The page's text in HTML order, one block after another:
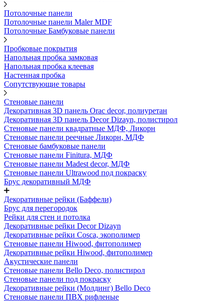
Потолочные панели
Потолочные панели Maler MDF
Потолочные Бамбуковые панели
Пробковые покрытия
Напольная пробка замковая
Напольная пробка клеевая
Настенная пробка
Сопутствующие товары
Стеновые панели
Декоративная 3D панель Orac decor, полиуретан
Декоративная 3D панель Decor Dizayn, полистирол
Стеновые панели квадратные МДФ, Ликорн
Стеновые панели реечные Ликорн, МДФ
Стеновые бамбуковые панели
Стеновые панели Finitura, МДФ
Стеновые панели Madest decor, МДФ
Стеновые панели Ultrawood под покраску
Брус декоративный МДФ
Декоративные рейки (Баффели)
Брус для перегородок
Рейки для стен и потолка
Декоративные рейки Decor Dizayn
Декоративные рейки Cosca, экополимер
Стеновые панели Hiwood, фитополимер
Декоративные рейки Hiwood, фитополимер
Акустические панели
Стеновые панели Bello Deco, полистирол
Стеновые панели под покраску
Декоративные рейки (Молдинг) Bello Deco
Стеновые панели ПВХ рифленые